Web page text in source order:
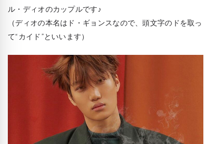
ル・ディオのカップルです♪
（ディオの本名はド・ギョンスなので、頭文字のドを取っ
て“カイド”といいます）